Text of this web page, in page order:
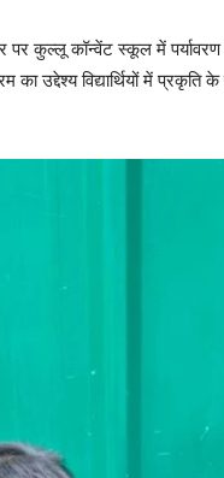
पर कुल्लू कॉन्वेंट स्कूल में पर्यावरण
उद्देश्य विद्यार्थियों में प्रकृति के